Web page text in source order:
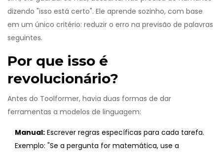
dizendo "isso está certo". Ele aprende sozinho, com base
em um único critério: reduzir o erro na previsão de palavras
seguintes.
Por que isso é
revolucionário?
Antes do Toolformer, havia duas formas de dar
ferramentas a modelos de linguagem:
Manual: Escrever regras específicas para cada tarefa.
Exemplo: "Se a pergunta for matemática, use a